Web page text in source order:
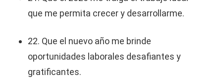
que me permita crecer y desarrollarme.
22. Que el nuevo año me brinde
oportunidades laborales desafiantes y
gratificantes.